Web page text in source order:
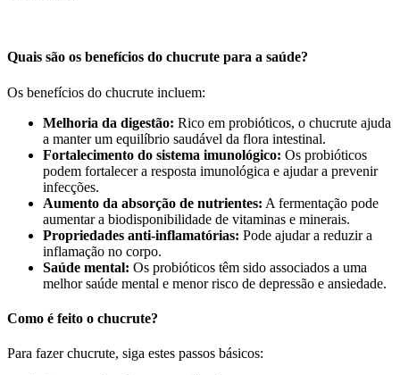
Quais são os benefícios do chucrute para a saúde?
Os benefícios do chucrute incluem:
Melhoria da digestão: Rico em probióticos, o chucrute ajuda
a manter um equilíbrio saudável da flora intestinal.
Fortalecimento do sistema imunológico: Os probióticos
podem fortalecer a resposta imunológica e ajudar a prevenir
infecções.
Aumento da absorção de nutrientes: A fermentação pode
aumentar a biodisponibilidade de vitaminas e minerais.
Propriedades anti-inflamatórias: Pode ajudar a reduzir a
inflamação no corpo.
Saúde mental: Os probióticos têm sido associados a uma
melhor saúde mental e menor risco de depressão e ansiedade.
Como é feito o chucrute?
Para fazer chucrute, siga estes passos básicos: